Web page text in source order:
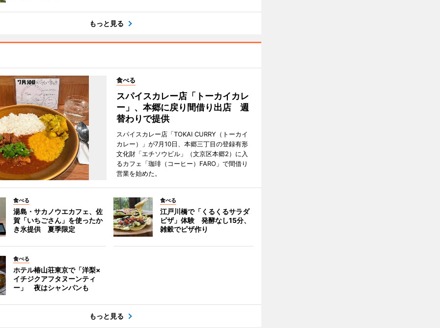
もっと見る
食べる
スパイスカレー店「トーカイカレ
ー」、本郷に戻り間借り出店 週
替わりで提供
スパイスカレー店「TOKAI CURRY（トーカイ
カレー）」が7月10日、本郷三丁目の登録有形
文化財「エチソウビル」（文京区本郷2）に入
るカフェ「珈琲（コーヒー）FARO」で間借り
営業を始めた。
食べる
湯島・サカノウエカフェ、佐
賀「いちごさん」を使ったか
き氷提供 夏季限定
食べる
江戸川橋で「くるくるサラダ
ピザ」体験 発酵なし15分、
雑穀でピザ作り
食べる
ホテル椿山荘東京で「洋梨×
イチジクアフタヌーンティ
ー」 夜はシャンパンも
もっと見る